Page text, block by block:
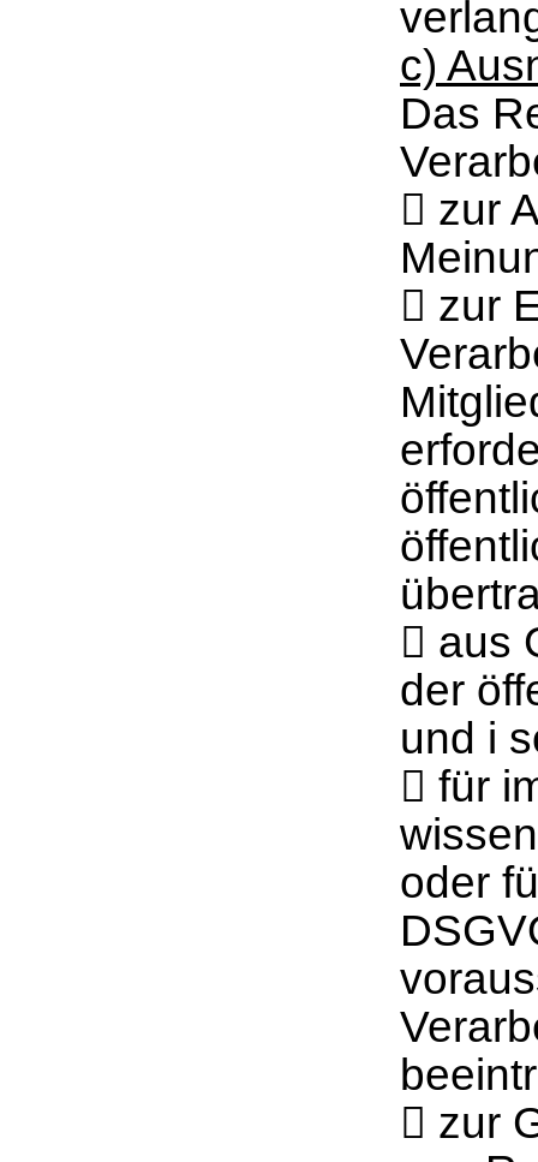
c)
Das
 zur
 zur
 aus
der
und i
 für
oder
 zur